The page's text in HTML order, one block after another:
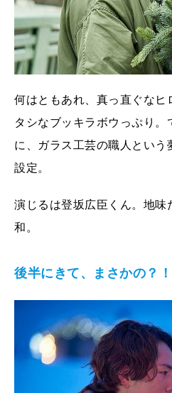
何はともあれ、真っ直ぐな
タシなブッキラボウっぷり
に、ガラス工芸の職人とい
設定。
演じるは登坂広臣くん。地
和。
後半にきて、まさかの？！